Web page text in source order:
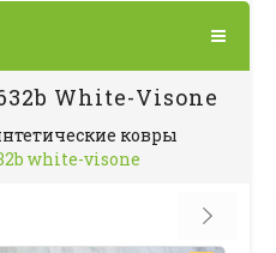
White-Visone
ковры
white-visone